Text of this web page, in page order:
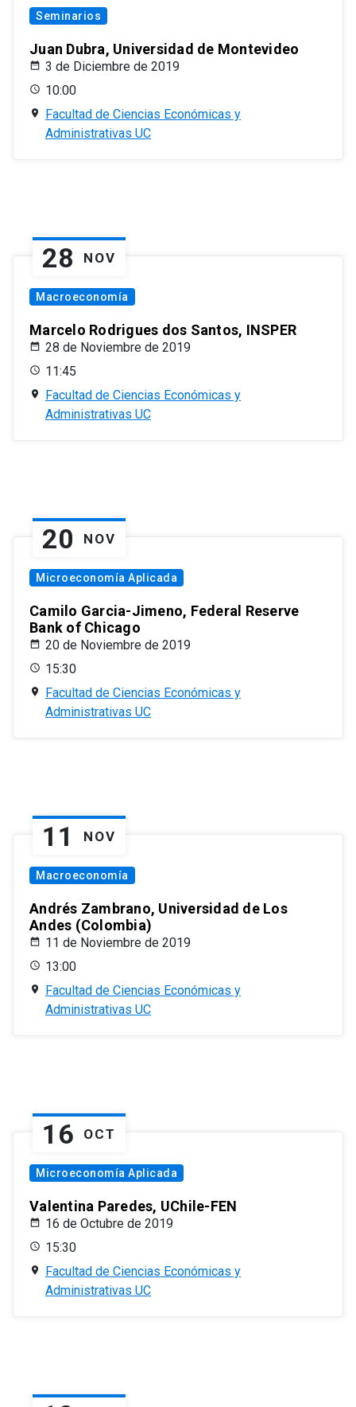
Seminarios
Juan Dubra, Universidad de Montevideo
3 de Diciembre de 2019
10:00
Facultad de Ciencias Económicas y
Administrativas UC
28 NOV
Macroeconomía
Marcelo Rodrigues dos Santos, INSPER
28 de Noviembre de 2019
11:45
Facultad de Ciencias Económicas y
Administrativas UC
20 NOV
Microeconomía Aplicada
Camilo Garcia-Jimeno, Federal Reserve
Bank of Chicago
20 de Noviembre de 2019
15:30
Facultad de Ciencias Económicas y
Administrativas UC
11 NOV
Macroeconomía
Andrés Zambrano, Universidad de Los
Andes (Colombia)
11 de Noviembre de 2019
13:00
Facultad de Ciencias Económicas y
Administrativas UC
16 OCT
Microeconomía Aplicada
Valentina Paredes, UChile-FEN
16 de Octubre de 2019
15:30
Facultad de Ciencias Económicas y
Administrativas UC